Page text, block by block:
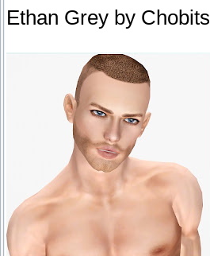
Ethan Grey by Chobits